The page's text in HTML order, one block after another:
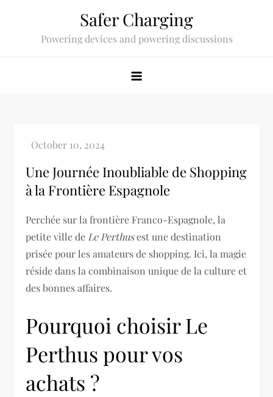
Safer Charging
Powering devices and powering discussions
Une Journée Inoubliable de Shopping
à la Frontière Espagnole
Perchée sur la frontière Franco-Espagnole, la
petite ville de Le Perthusest une destination
prisée pour les amateurs de shopping. Ici, la magie
réside dans la combinaison unique de la culture et
des bonnes affaires.
Pourquoi choisir Le
Perthus pour vos
achats ?